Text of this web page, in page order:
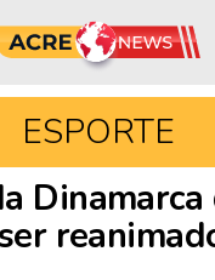
ESPORTE
Dinamarca